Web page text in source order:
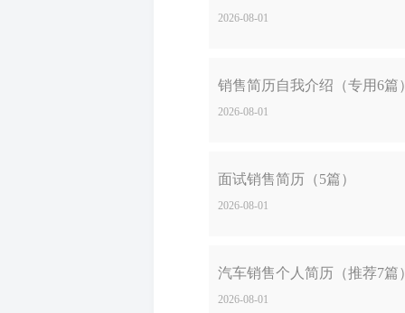
2026-08-01
销售简历自我介绍（专用6篇
2026-08-01
面试销售简历（5篇）
2026-08-01
汽车销售个人简历（推荐7篇
2026-08-01